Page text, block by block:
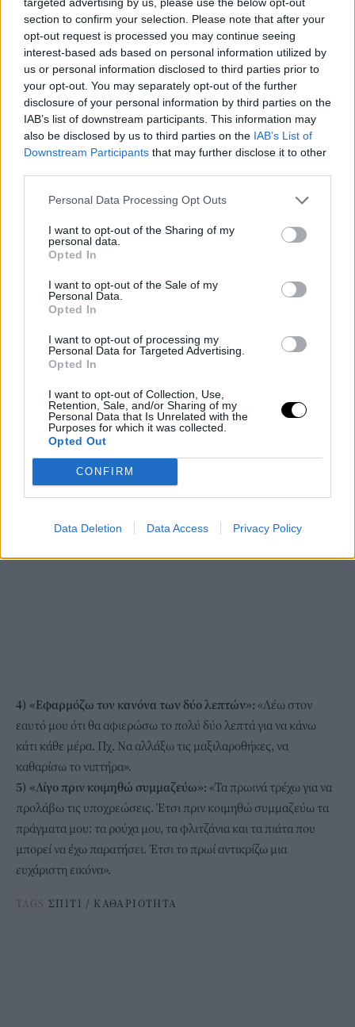
section to confirm your selection. Please note that after your
opt-out request is processed you may continue seeing
interest-based ads based on personal information utilized by
us or personal information disclosed to third parties prior to
your opt-out. You may separately opt-out of the further
disclosure of your personal information by third parties on the
IAB’s list of downstream participants. This information may
also be disclosed by us to third parties on the IAB’s List of
Downstream Participants that may further disclose it to other
Personal Data Processing Opt Outs
I want to opt-out of the Sharing of my
personal data.
Opted In
I want to opt-out of the Sale of my
Personal Data.
Opted In
I want to opt-out of processing my
Personal Data for Targeted Advertising.
Opted In
I want to opt-out of Collection, Use,
Retention, Sale, and/or Sharing of my
Personal Data that Is Unrelated with the
Purposes for which it was collected.
Opted Out
CONFIRM
Data Deletion Data Access Privacy Policy
της οικογένειας για να σε βοηθήσουν. Μοιράσου τις δουλειές:
άλλος μπορεί να καθαρίσει το τραπέζι, άλλος να βάλει
πλυντήριο, άλλος να σφουγγαρίσει. Αν θέλεις να τους
επιβραβεύσεις για την βοήθεια που προσέφεραν, ετοίμασε ένα
ωραίο γλυκό».
άσκησης και εκτόνωσης. Βάζω μουσική και τραγουδάω. Η ώρα
περνά ευχάριστα και το σπίτι γίνεται πεντακάθαρο».
4) «Εφαρμόζω τον κανόνα των δύο λεπτών»: «Λέω στον
εαυτό μου ότι θα αφιερώσω το πολύ δύο λεπτά για να κάνω
κάτι κάθε μέρα. Πχ. Να αλλάξω τις μαξιλαροθήκες, να
καθαρίσω το νιπτήρα».
5) «Λίγο πριν κοιμηθώ συμμαζεύω»: «Τα πρωινά τρέχω για να
προλάβω τις υποχρεώσεις. Έτσι πριν κοιμηθώ συμμαζεύω τα
πράγματα μου: τα ρούχα μου, τα φλιτζάνια και τα πιάτα που
μπορεί να έχω παρατήσει. Έτσι το πρωί αντικρίζω μια
ευχάριστη εικόνα».
TAGS ΣΠΙΤΙ / ΚΑΘΑΡΙΟΤΗΤΑ